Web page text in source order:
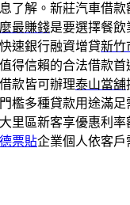
了解。新莊汽車借
最賺錢是要選擇餐
速銀行融資增貸新竹
得信賴的合法借款
款皆可辦理泰山當舖
檻多種貸款用途滿足
里區新客享優惠利
票貼企業個人依客戶